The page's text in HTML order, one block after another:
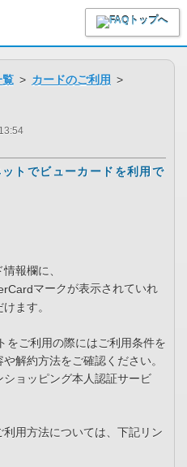
覧 > カードのご利用 >
トでビューカードを利用で
報欄に、
マークが表示されていれ
ます。
ご利用の際にはご利用条件を
解約方法をご確認ください。
ョッピング本人認証サービ
用方法については、下記リン